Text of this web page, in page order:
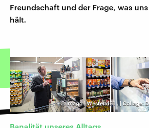
Freundschaft und der Frage, was
hält.
©imago | Westend61 , | Collage: